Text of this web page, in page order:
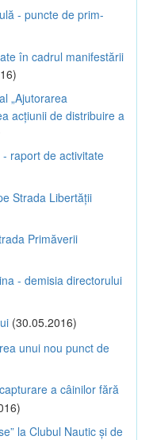
- puncte de prim-
în cadrul manifestării
„Ajutorarea
acțiunii de distribuire a
raport de activitate
Strada Libertății
Primăverii
- demisia directorului
(30.05.2016)
unui nou punct de
a câinilor fără
la Clubul Nautic și de